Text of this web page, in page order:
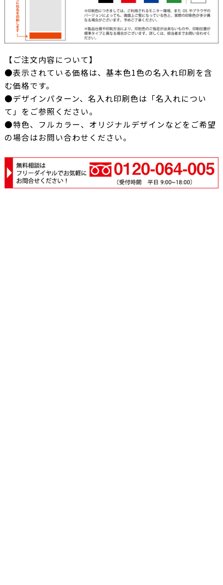
【ご注文内容について】
●表示されている価格は、基本色1色の名入れ印刷を含
む価格です。
●デザインパターン、名入れ印刷色は「名入れについ
て」をご参照ください。
●特色、フルカラー、オリジナルデザインなどをご希望
の場合はお問い合わせください。